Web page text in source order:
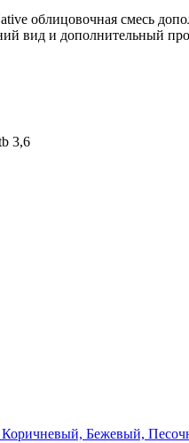
облицовочная смесь
вид и дополнительный
3,6
Коричневый, Бежевый,